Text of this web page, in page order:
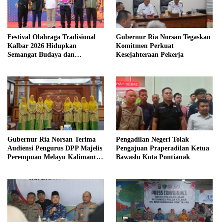
Festival Olahraga Tradisional
Kalbar 2026 Hidupkan
Semangat Budaya dan
Gubernur Ria Norsan Tegaskan
Komitmen Perkuat
Kesejahteraan Pekerja
Gubernur Ria Norsan Terima
Audiensi Pengurus DPP Majelis
Perempuan Melayu Kalimantan
Pengadilan Negeri Tolak
Pengajuan Praperadilan Ketua
Bawaslu Kota Pontianak